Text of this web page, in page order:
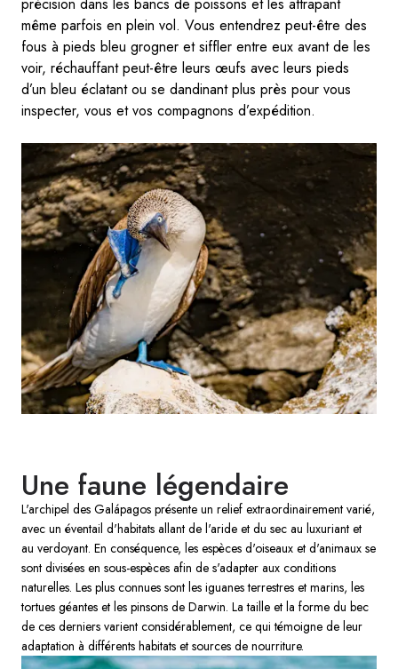
précision dans les bancs de poissons et les attrapant
même parfois en plein vol. Vous entendrez peut-être des
fous à pieds bleu grogner et siffler entre eux avant de les
voir, réchauffant peut-être leurs œufs avec leurs pieds
d’un bleu éclatant ou se dandinant plus près pour vous
inspecter, vous et vos compagnons d’expédition.
Une faune légendaire
L'archipel des Galápagos présente un relief extraordinairement varié,
avec un éventail d'habitats allant de l'aride et du sec au luxuriant et
au verdoyant. En conséquence, les espèces d'oiseaux et d'animaux se
sont divisées en sous-espèces afin de s'adapter aux conditions
naturelles. Les plus connues sont les iguanes terrestres et marins, les
tortues géantes et les pinsons de Darwin. La taille et la forme du bec
de ces derniers varient considérablement, ce qui témoigne de leur
adaptation à différents habitats et sources de nourriture.